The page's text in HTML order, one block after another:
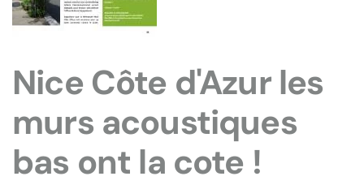
Nice Côte d'Azur les
murs acoustiques
bas ont la cote !